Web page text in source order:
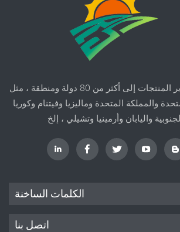
لدينا تم تصدير المنتجات إلى أكثر من 80 دولة ومنطقة ، مثل
والمملكة المتحدة وماليزيا وفيتنام وكوريا
الكلمات الساخنة
اتصل بنا